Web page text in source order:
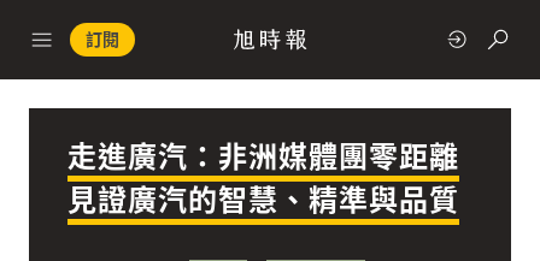
訂閱
政治
走進廣汽：非洲媒體團零距離
見證廣汽的智慧、精準與品質